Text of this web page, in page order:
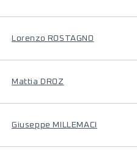
Lorenzo ROSTAGNO
Mattia DROZ
Giuseppe MILLEMACI